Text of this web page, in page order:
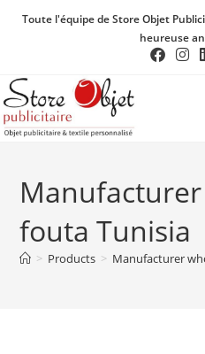
Toute l'équipe de Store Objet
heureuse
fouta Tunisia
> Products > Manufacturer